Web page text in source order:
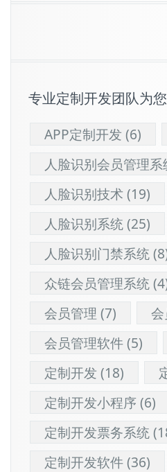
专业定制开发团队为
APP定制开发 (6)
人脸识别会员管理系
人脸识别技术(19)
人脸识别系统(25)
人脸识别门禁系统
众链会员管理系统
会员管理 (7)
会员管理软件(5)
定制开发 (18)
定制开发小程序(6)
定制开发票务系统
定制开发软件(36)